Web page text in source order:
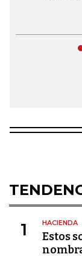
1 HACIENDA
Estos